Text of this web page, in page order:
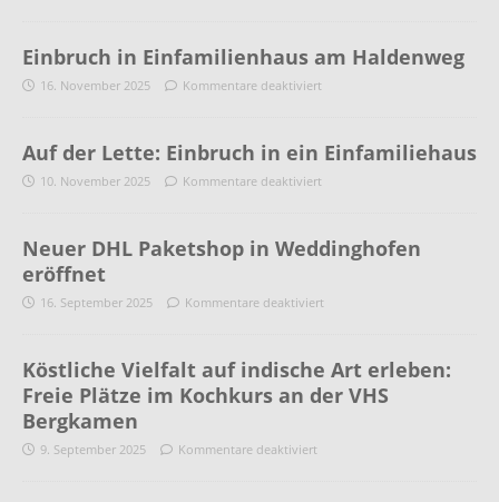
Einbruch in Einfamilienhaus am Haldenweg
16. November 2025 Kommentare deaktiviert
Auf der Lette: Einbruch in ein Einfamiliehaus
10. November 2025 Kommentare deaktiviert
Neuer DHL Paketshop in Weddinghofen
eröffnet
16. September 2025 Kommentare deaktiviert
Köstliche Vielfalt auf indische Art erleben:
Freie Plätze im Kochkurs an der VHS
Bergkamen
9. September 2025 Kommentare deaktiviert